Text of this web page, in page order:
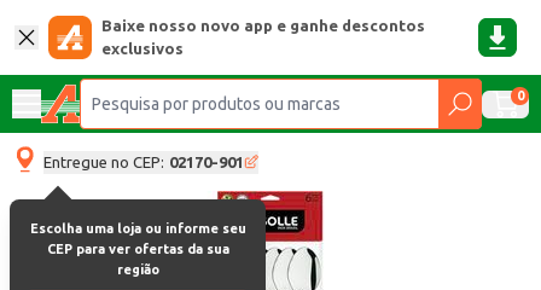
Baixe nosso novo app e ganhe descontos
exclusivos
0
Entregue no CEP: 02170-901
Escolha uma loja ou informe seu
CEP para ver ofertas da sua
região